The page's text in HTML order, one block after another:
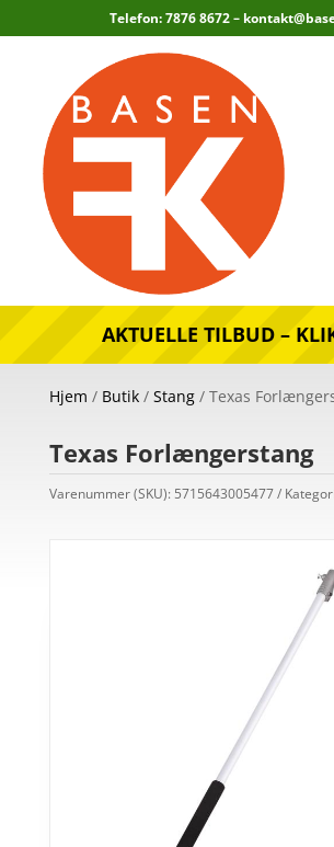
Telefon: 7876 8672 –
AKTUELLE TILBUD –
Hjem / Butik/ Stang/ Texas
Texas Forlængerstang
Varenummer (SKU): 5715643005477